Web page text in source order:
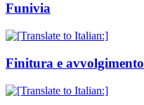
Funivia
Finitura e avvolgimento